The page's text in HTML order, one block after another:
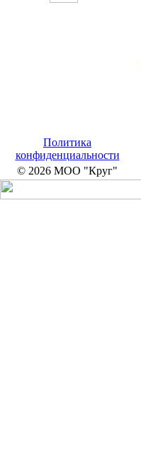
Политика
конфиденциальности
© 2026 МОО "Круг"